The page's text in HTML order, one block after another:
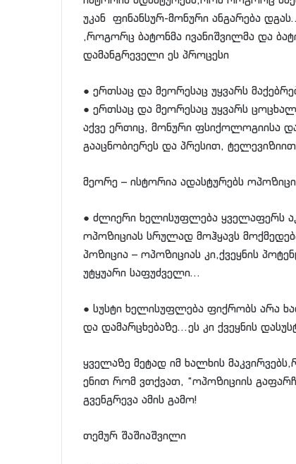
უკან ფინანსურ-მონური ანგარება
,როგორც ბატონმა ივანიშვილმა და
დამანგრეველი ეს პროცესი
● ერთსაც და მეორესაც უყვარს
● ერთსაც და მეორესაც უყვარს
აქვე ერთიც, მონური ფსიქოლოგიისა და
გააცნობიერეს და პრესით,
მეორე – ისტორია ადასტურებს
● ძლიერი ხელისუფლება ყველაფერს
ოპოზიციას სრულად მოჰყავს
პოზიცია – ოპოზიციას კი,ქვეყნის
უტყუარი საფუძველი…
● სუსტი ხელისუფლება ფიქრობს არა
და დამარცხებაზე…ეს კი ქვეყნის
ყველაზე მეტად იმ ხალხის
ენით რომ ვთქვათ, “ოპოზიციის
გვენგრევა ამის გამო!
თემურ შაშიაშვილი